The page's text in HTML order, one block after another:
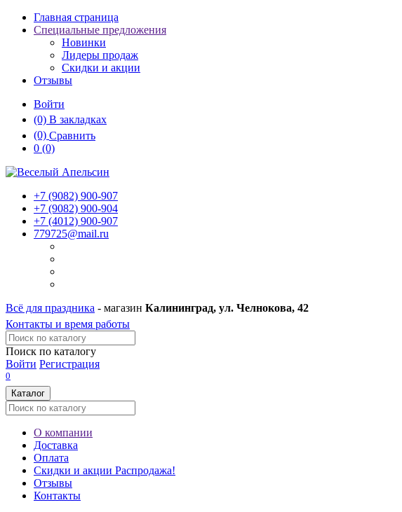
Главная страница
Специальные предложения
Новинки
Лидеры продаж
Скидки и акции
Отзывы
Войти
(0) В закладках
(0) Сравнить
0 (0)
+7 (9082) 900-907
+7 (9082) 900-904
+7 (4012) 900-907
779725@mail.ru
Всё для праздника - магазин Калининград, ул. Челнокова, 42
Контакты и время работы
Поиск по каталогу
Войти Регистрация
0
Каталог
О компании
Доставка
Оплата
Скидки и акции Распродажа!
Отзывы
Контакты